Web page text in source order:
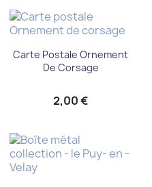
Carte Postale Ornement
De Corsage
2,00 €